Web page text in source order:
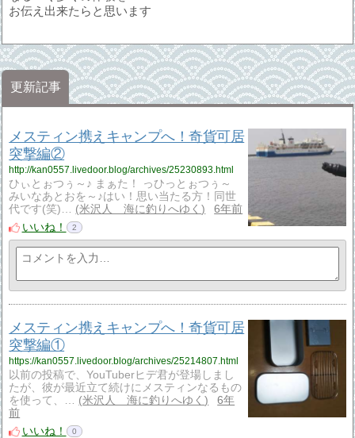
お伝え出来たらと思います
更新記事
メスティン携えキャンプへ！奇貨可居
突撃編②
http://kan0557.livedoor.blog/archives/25230893.html
ひぃとぉつぅ～♪ まぁた！ っひっとぉつぅ～
みいなあとおを～♪はい！思い当たる方！同世
代です(笑)…
米沢人 海に釣りへゆく
6年前
いいね！
2
メスティン携えキャンプへ！奇貨可居
突撃編①
https://kan0557.livedoor.blog/archives/25214807.html
以前の投稿で、YouTuberヒデ君が登場しまし
たが、彼が最近立て続けにメスティンなるもの
を使って、…
米沢人 海に釣りへゆく
6年
前
いいね！
0